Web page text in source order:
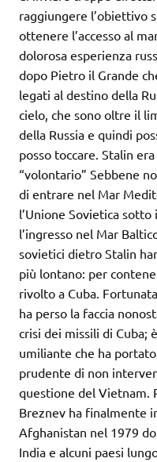
raggiungere l’obiettivo
ottenere l’accesso al
dolorosa esperienza
dopo Pietro il Grande
legati al destino della
cielo, che sono oltre il
della Russia e quindi
posso toccare. Stalin
“volontario” Sebbene
di entrare nel Mar
l’Unione Sovietica
l’ingresso nel Mar
sovietici dietro Stalin
più lontano: per
rivolto a Cuba.
ha perso la faccia
crisi dei missili di Cuba;
umiliante che ha
prudente di non
questione del Vietnam.
Breznev ha finalmente
Afghanistan nel 1979
India e alcuni paesi